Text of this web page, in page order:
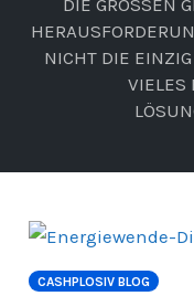
DIE GROSSEN
ICHT DIE EINZIG
IELES
CASHPLOSIV BLOG